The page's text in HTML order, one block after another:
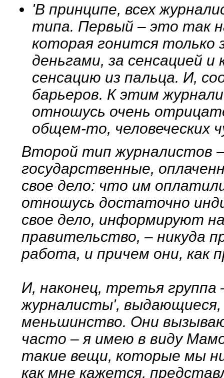
'В принципе, всех
типа. Первый – это так
которая гонится только
деньгами, за сенсацией
сенсацию из пальца. И,
барьеров. К этим
отношусь очень
общем-то, человеческих
Второй тип журналистов
государственные,
свое дело: что им
отношусь достаточно
свое дело, информируют
правительство, – никуда
работа, и причем они, как
И, наконец, третья
журналисты', выдающиеся,
меньшинство. Они
часто – я имею в виду
такие вещи, которые мы
как мне кажется,